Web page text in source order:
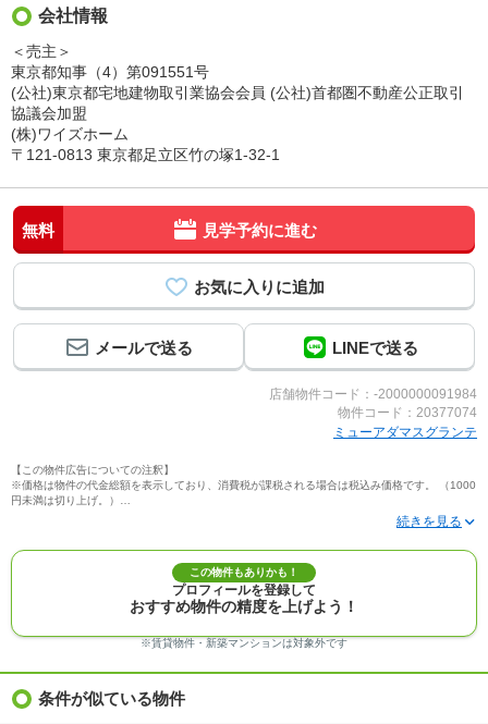
会社情報
＜売主＞
東京都知事（4）第091551号
(公社)東京都宅地建物取引業協会会員 (公社)首都圏不動産公正取引
協議会加盟
(株)ワイズホーム
〒121-0813 東京都足立区竹の塚1-32-1
無料 見学予約に進む
メールで送る LINEで送る
店舗物件コード：-2000000091984
物件コード：20377074
ミューアダマスグランテ
【この物件広告についての注釈】
※価格は物件の代金総額を表示しており、消費税が課税される場合は税込み価格です。 （1000
円未満は切り上げ。）
※写真に写っている、またはパース（絵）や間取り図に描かれている家具や車などは、特にコ
※建築条件付き土地価格には、建物価格は含まれません。
※物件情報は、原則として情報提供日の２日前に最終確認した情報です。
※完成予想図はいずれも外構、植栽、外観等実際のものとは多少異なることがあります。
※モデルルーム・モデルハウス・展示場・ショールームの画像の場合、今回販売の物件と異な
※ＣＧ合成の画像の場合、実際とは多少異なる場合があります。
※物件特徴：販売戸数が複数の物件は、全ての住戸に該当しない項目もあります。
※価格更新：物件価格が変更された日から１週間表示されます。
この物件もありかも！
プロフィールを登録して
おすすめ物件の精度を上げよう！
※賃貸物件・新築マンションは対象外です
条件が似ている物件